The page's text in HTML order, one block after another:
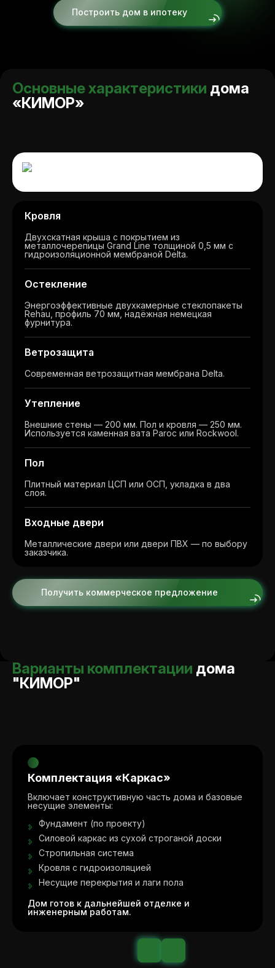
Построить дом в ипотеку
Основные характеристики дома
«КИМОР»
Кровля
Двухскатная крыша с покрытием из
металлочерепицы Grand Line толщиной 0,5 мм с
гидроизоляционной мембраной Delta.
Остекление
Энергоэффективные двухкамерные стеклопакеты
Rehau, профиль 70 мм, надёжная немецкая
фурнитура.
Ветрозащита
Современная ветрозащитная мембрана Delta.
Утепление
Внешние стены — 200 мм. Пол и кровля — 250 мм.
Используется каменная вата Paroc или Rockwool.
Пол
Плитный материал ЦСП или ОСП, укладка в два
слоя.
Входные двери
Металлические двери или двери ПВХ — по выбору
заказчика.
Получить коммерческое предложение
Варианты комплектации дома
"КИМОР"
Комплектация «Каркас»
Включает конструктивную часть дома и базовые
несущие элементы:
Фундамент (по проекту)
Силовой каркас из сухой строганой доски
Стропильная система
Кровля с гидроизоляцией
Несущие перекрытия и лаги пола
Дом готов к дальнейшей отделке и
инженерным работам.